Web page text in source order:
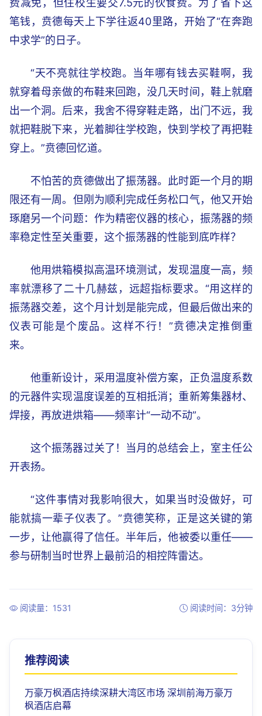
费减免，但住校生要交7.5元的伙食费。为了省下这
笔钱，贲德每天上下学往返40里路，开始了“在奔跑
中求学”的日子。
“天不亮就往学校跑。当年哪有钱去买鞋啊，我
就穿着母亲做的布鞋来回跑，没几天时间，鞋上就磨
出一个洞。后来，我舍不得穿鞋走路，出门不远，我
就把鞋脱下来，光着脚往学校跑，快到学校了再把鞋
穿上。”贲德回忆道。
不怕苦的贲德做出了振荡器。此时距一个月的期
限还有一周。但刚为顺利完成任务松口气，他又开始
琢磨另一个问题：作为精密仪器的核心，振荡器的频
率稳定性至关重要，这个振荡器的性能到底咋样？
他用烘箱模拟高温环境测试，发现温度一高，频
率就漂移了二十几赫兹，远超指标要求。“用这样的
振荡器交差，这个月计划是能完成，但最后做出来的
仪表可能是个废品。这样不行！”贲德决定推倒重
来。
他重新设计，采用温度补偿方案，正负温度系数
的元器件实现温度误差的互相抵消；重新筹集器材、
焊接，再放进烘箱——频率计“一动不动”。
这个振荡器过关了！当月的总结会上，室主任公
开表扬。
“这件事情对我影响很大，如果当时没做好，可
能就搞一辈子仪表了。”贲德笑称，正是这关键的第
一步，让他赢得了信任。半年后，他被委以重任——
参与研制当时世界上最前沿的相控阵雷达。
阅读量：1531 阅读时间：3分钟
推荐阅读
万豪万枫酒店持续深耕大湾区市场 深圳前海万豪万
枫酒店启幕